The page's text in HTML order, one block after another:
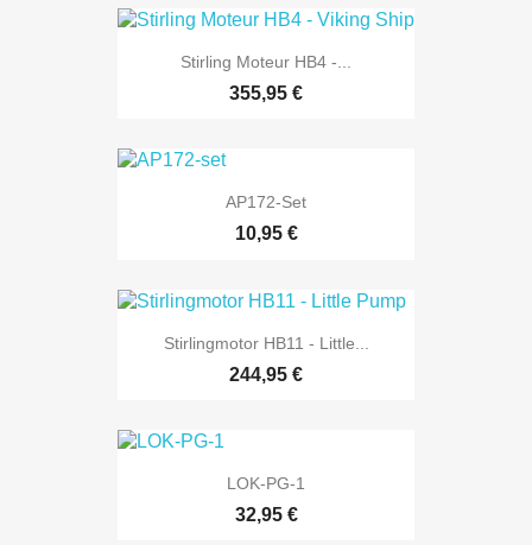
Stirling Moteur HB4 -...
355,95 €
AP172-Set
10,95 €
Stirlingmotor HB11 - Little...
244,95 €
LOK-PG-1
32,95 €